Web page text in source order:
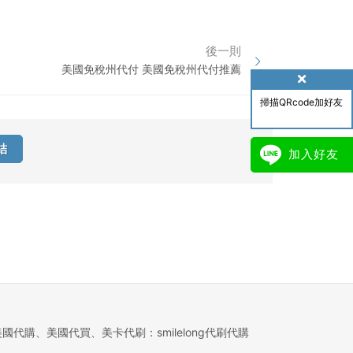
掃描QRcode加好友
加入好友
後一則
美國免稅州代付 美國免稅州代付推薦
國代購、美國代買、美卡代刷：smilelong代刷代購